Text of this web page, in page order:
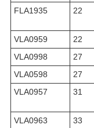
FLA1935
22
VLA0959
22
VLA0998
27
VLA0598
27
VLA0957
31
VLA0963
33